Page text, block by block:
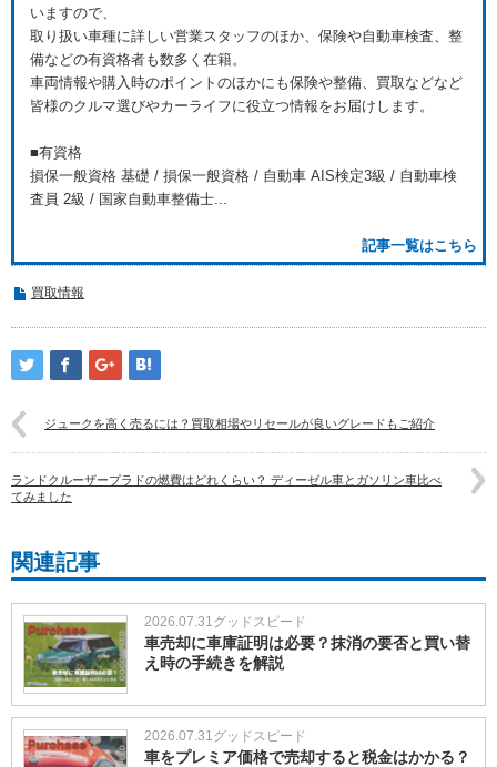
いますので、
取り扱い車種に詳しい営業スタッフのほか、保険や自動車検査、整
備などの有資格者も数多く在籍。
車両情報や購入時のポイントのほかにも保険や整備、買取などなど
皆様のクルマ選びやカーライフに役立つ情報をお届けします。
■有資格
損保一般資格 基礎 / 損保一般資格 / 自動車 AIS検定3級 / 自動車検
査員 2級 / 国家自動車整備士...
記事一覧はこちら
買取情報
ジュークを高く売るには？買取相場やリセールが良いグレードもご紹介
ランドクルーザープラドの燃費はどれくらい？ ディーゼル車とガソリン車比べ
てみました
関連記事
2026.07.31グッドスピード
車売却に車庫証明は必要？抹消の要否と買い替
え時の手続きを解説
2026.07.31グッドスピード
車をプレミア価格で売却すると税金はかかる？